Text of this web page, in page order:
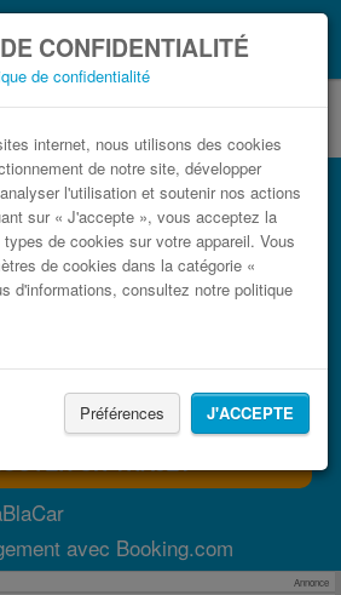
CONFIDENTIALITÉ
de confidentialité
internet, nous utilisons des cookies
de notre site, développer
l'utilisation et soutenir nos actions
sur « J'accepte », vous acceptez la
de cookies sur votre appareil. Vous
de cookies dans la catégorie «
d'informations, consultez notre politique
Préférences J'ACCEPTE
19):Ce que vous devez
voyagez
Ljubljana pas cher
billet de bus moins cher
UN TRAJET
avec Booking.com
Annonce